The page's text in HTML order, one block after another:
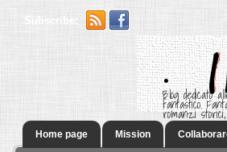
Subscribe:
.
Blog dedicato
fantastico.
romanzi
Home page Mission